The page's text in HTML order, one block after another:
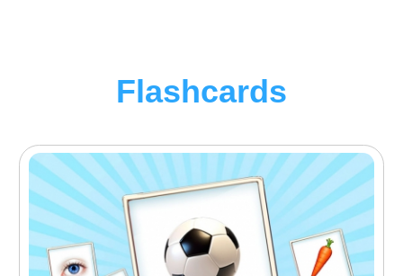
Flashcards